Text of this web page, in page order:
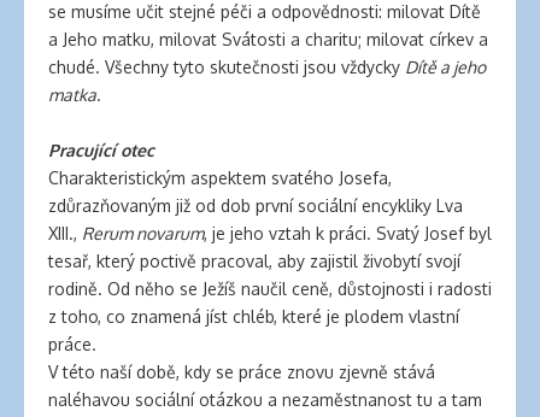
se musíme učit stejné péči a odpovědnosti: milovat Dítě
a Jeho matku, milovat Svátosti a charitu; milovat církev a
chudé. Všechny tyto skutečnosti jsou vždycky Dítě a jeho
matka.
Pracující otec
Charakteristickým aspektem svatého Josefa,
zdůrazňovaným již od dob první sociální encykliky Lva
XIII., Rerum novarum, je jeho vztah k práci. Svatý Josef byl
tesař, který poctivě pracoval, aby zajistil živobytí svojí
rodině. Od něho se Ježíš naučil ceně, důstojnosti i radosti
z toho, co znamená jíst chléb, které je plodem vlastní
práce.
V této naší době, kdy se práce znovu zjevně stává
naléhavou sociální otázkou a nezaměstnanost tu a tam